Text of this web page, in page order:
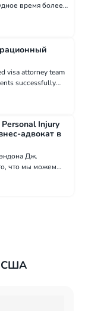
время более
надежным,
visa attorney team
successfully
to guide you
Injury
адвокат в
Дж.
что мы можем
экспертизу.
США